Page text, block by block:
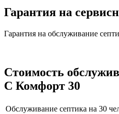
Гарантия на
Гарантия на обслуживание
Стоимость
С Комфорт 30
Обслуживание септика на 30